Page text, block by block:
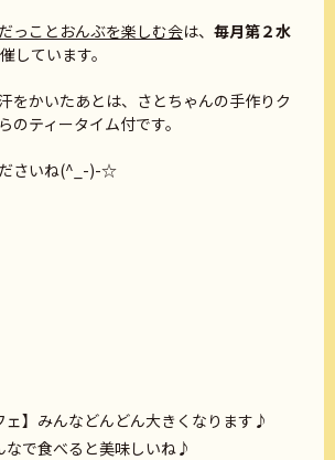
だっことおんぶを楽しむ会は、 毎月第２水
しています。
をかいたあとは、さとちゃんの手作りク
のティータイム付です。
さいね(^_-)-☆
ェ】みんなどんどん大きくなります♪
なで食べると美味しいね♪